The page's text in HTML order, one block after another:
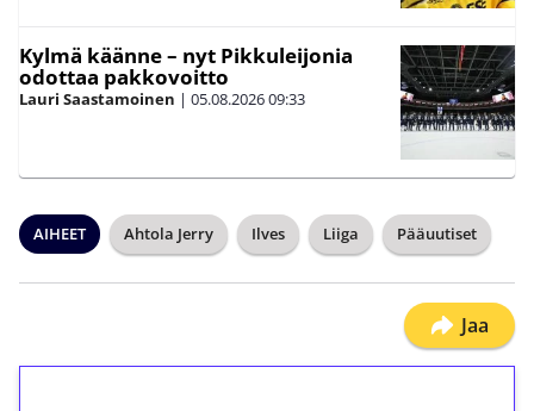
Kylmä käänne – nyt Pikkuleijonia
odottaa pakkovoitto
Lauri Saastamoinen | 05.08.202609:33
AIHEET Ahtola Jerry Ilves Liiga Pääuutiset
Jaa